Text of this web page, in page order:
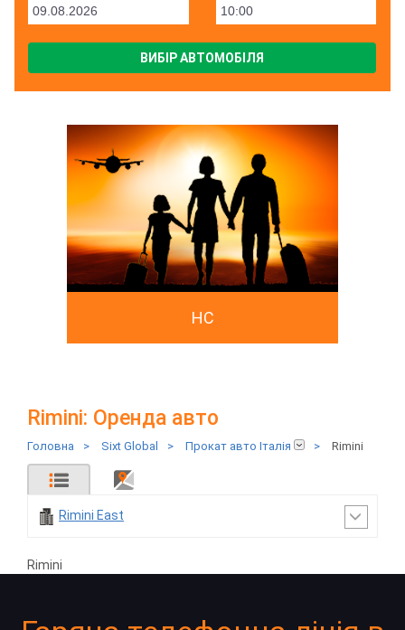
ВИБІР АВТОМОБІЛЯ
HC
Rimini: Оренда авто
Головна > Sixt Global > Прокат авто Італія > Rimini
Rimini East
Rimini